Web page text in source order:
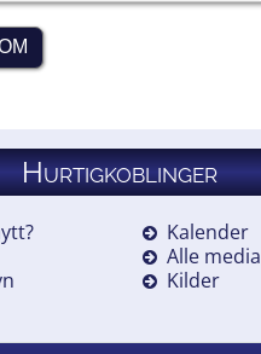
Hurtigkoblinger
Kalender
Alle media
Kilder